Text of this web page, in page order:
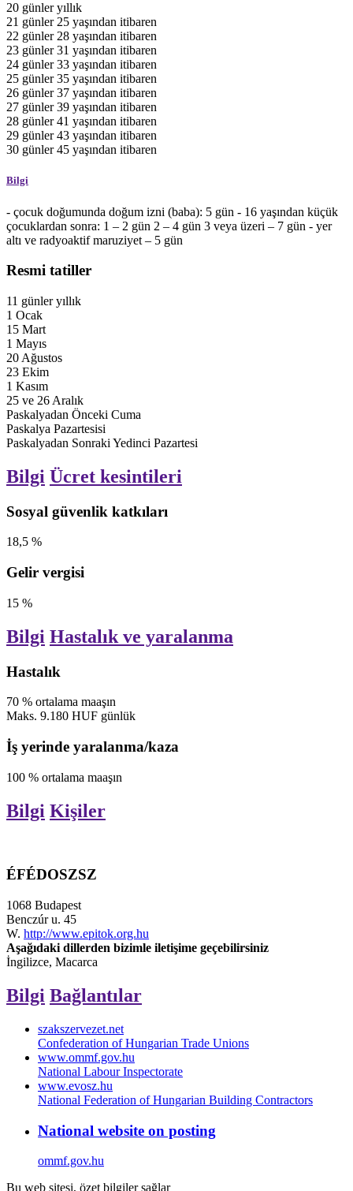
20 günleryıllık
21 günler 25 yaşından itibaren
22 günler 28 yaşından itibaren
23 günler31 yaşından itibaren
24 günler33 yaşından itibaren
25 günler35 yaşından itibaren
26 günler37 yaşından itibaren
27 günler39 yaşından itibaren
28 günler41 yaşından itibaren
29 günler43 yaşından itibaren
30 günler45 yaşından itibaren
Bilgi
- çocuk doğumunda doğum izni (baba): 5 gün - 16 yaşından küçük
çocuklardan sonra: 1 – 2 gün 2 – 4 gün 3 veya üzeri – 7 gün - yer
altı ve radyoaktif maruziyet – 5 gün
Resmi tatiller
11 günleryıllık
1 Ocak
15 Mart
1 Mayıs
20 Ağustos
23 Ekim
1 Kasım
25 ve 26 Aralık
Paskalyadan Önceki Cuma
Paskalya Pazartesisi
Paskalyadan Sonraki Yedinci Pazartesi
Bilgi Ücret kesintileri
Sosyal güvenlik katkıları
18,5 %
Gelir vergisi
15 %
Bilgi Hastalık ve yaralanma
Hastalık
70 % ortalama maaşın
Maks. 9.180 HUF günlük
İş yerinde yaralanma/kaza
100 % ortalama maaşın
Bilgi Kişiler
ÉFÉDOSZSZ
1068 Budapest
Benczúr u. 45
W. http://www.epitok.org.hu
Aşağıdaki dillerden bizimle iletişime geçebilirsiniz
İngilizce, Macarca
Bilgi Bağlantılar
szakszervezet.net
Confederation of Hungarian Trade Unions
www.ommf.gov.hu
National Labour Inspectorate
www.evosz.hu
National Federation of Hungarian Building Contractors
National website on posting
ommf.gov.hu
Bu web sitesi, özet bilgiler sağlar